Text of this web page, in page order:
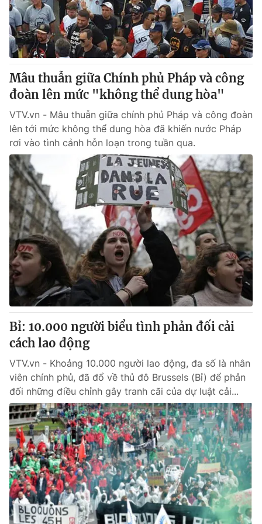
Sản phẩm
Thị trường
Tư vấn
Lịch phát sóng
Chuyên mục khác
Emagazine Podcast
Photo Infographic
Video Shorts video
VTV Money VTV Thể thao
VTV Sức khoẻ Bất động sản
Thị trường 24h Tấm lòng Việt
VTV4 Vươn mình bằng AI
VTV9
Liên hệ tòa soạn English
THỜI BÁO VTV
Theo dõi báo trên
Cơ quan chủ quản:Đài Truyền hình Việt Nam
Mâu thuẫn giữa Chính phủ Pháp và công
đoàn lên mức "không thể dung hòa"
VTV.vn - Mâu thuẫn giữa chính phủ Pháp và công đoàn
lên tới mức không thể dung hòa đã khiến nước Pháp
rơi vào tình cảnh hỗn loạn trong tuần qua.
Bỉ: 10.000 người biểu tình phản đối cải
cách lao động
VTV.vn - Khoảng 10.000 người lao động, đa số là nhân
viên chính phủ, đã đổ về thủ đô Brussels (Bỉ) để phản
đối những điều chỉnh gây tranh cãi của dự luật cải...